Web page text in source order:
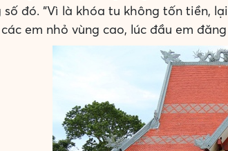
đó. “Vì là khóa tu không tốn tiền,
em nhỏ vùng cao, lúc đầu em